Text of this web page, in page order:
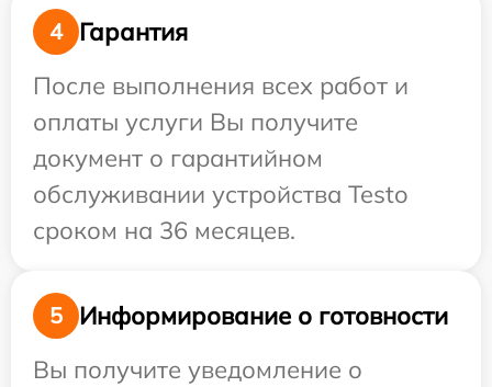
4
Гарантия
После выполнения всех работ и
оплаты услуги Вы получите
документ о гарантийном
обслуживании устройства Testo
сроком на 36 месяцев.
5
Информирование о готовности
Вы получите уведомление о